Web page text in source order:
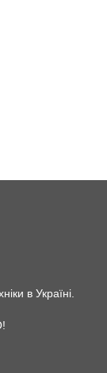
в Україні.